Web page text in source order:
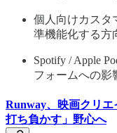
個人向けカスタ
準機能化する方
Spotify / Apple
フォームへの影
Runway、映画クリ
打ち負かす」野心へ